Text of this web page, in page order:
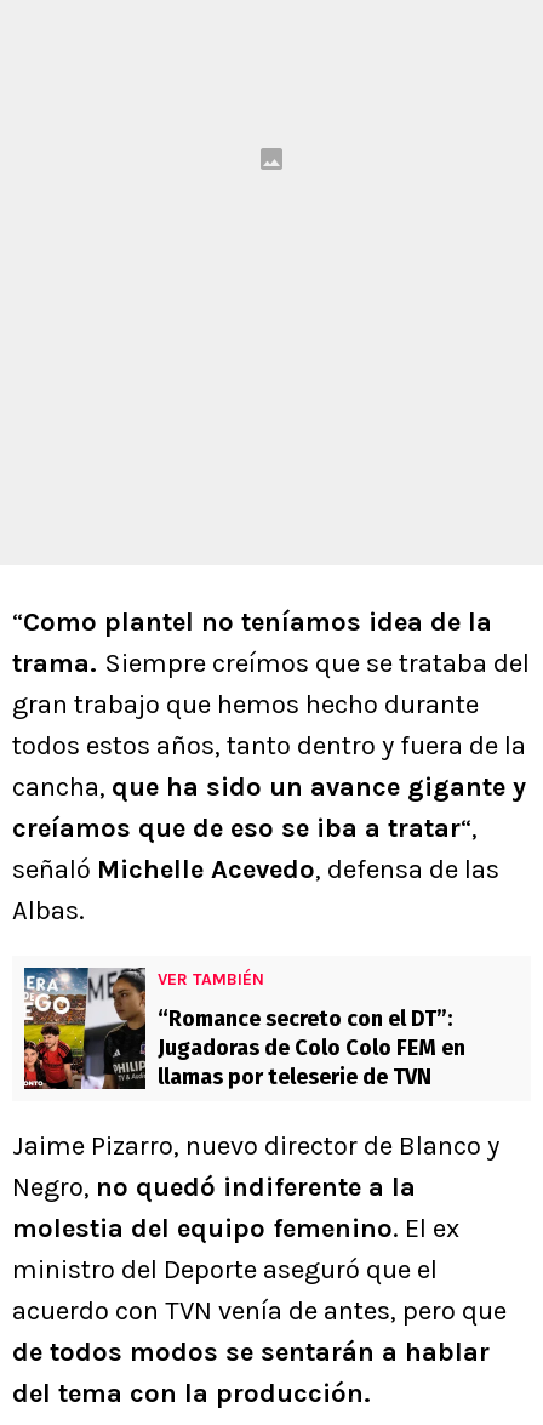
“Como plantel no teníamos idea de la
trama. Siempre creímos que se trataba del
gran trabajo que hemos hecho durante
todos estos años, tanto dentro y fuera de la
cancha, que ha sido un avance gigante y
creíamos que de eso se iba a tratar“,
señaló Michelle Acevedo, defensa de las
Albas.
VER TAMBIÉN
“Romance secreto con el DT”:
Jugadoras de Colo Colo FEM en
llamas por teleserie de TVN
Jaime Pizarro, nuevo director de Blanco y
Negro, no quedó indiferente a la
molestia del equipo femenino. El ex
ministro del Deporte aseguró que el
acuerdo con TVN venía de antes, pero que
de todos modos se sentarán a hablar
del tema con la producción.